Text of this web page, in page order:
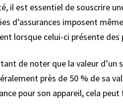
il est essentiel de souscrire
d’assurances imposent
lorsque celui-ci présente des
de noter que la valeur
près de 50 % de sa
pour son appareil, cela